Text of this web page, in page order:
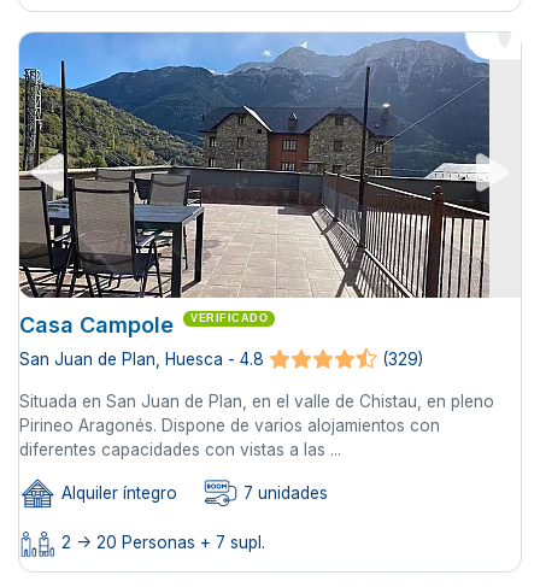
Casa Campole VERIFICADO
San Juan de Plan, Huesca - 4.8 (329)
Situada en San Juan de Plan, en el valle de Chistau, en pleno
Pirineo Aragonés. Dispone de varios alojamientos con
diferentes capacidades con vistas a las ...
Alquiler íntegro 7 unidades
2 -> 20 Personas + 7 supl.